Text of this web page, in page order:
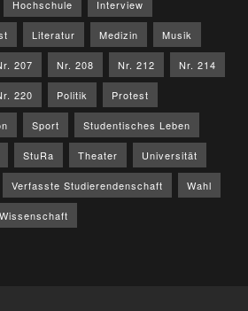
Hochschule Interview
Literatur Medizin Musik
207 Nr. 208 Nr. 212 Nr. 214
220 Politik Protest
Sport Studentisches Leben
StuRa Theater Universität
Verfasste Studierendenschaft Wahl
Wissenschaft